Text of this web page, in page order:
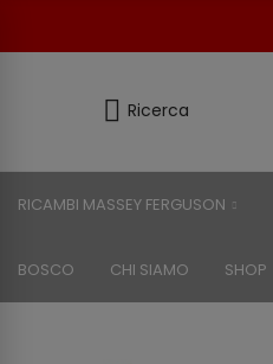
Ricerca
RICAMBI MASSEY FERGUSON
BOSCO CHI SIAMO SHOP